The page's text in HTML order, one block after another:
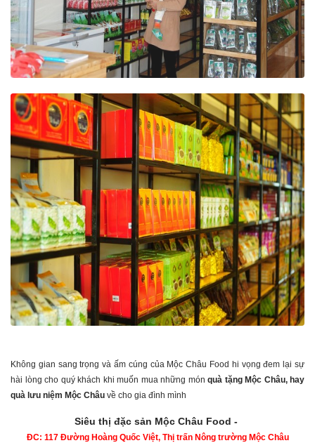
Không gian sang trọng và ấm cúng của Mộc Châu Food hi vọng đem lại sự
hài lòng cho quý khách khi muốn mua những món quà tặng Mộc Châu, hay
quà lưu niệm Mộc Châu về cho gia đình mình
Siêu thị đặc sản Mộc Châu Food -
ĐC: 117 Đường Hoàng Quốc Việt, Thị trấn Nông trường Mộc Châu